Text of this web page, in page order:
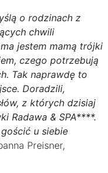
o rodzinach z
chwili
jestem mamą trójki
czego potrzebują
Tak naprawdę to
Doradzili,
z których dzisiaj
Radawa & SPA****.
u siebie
Preisner,